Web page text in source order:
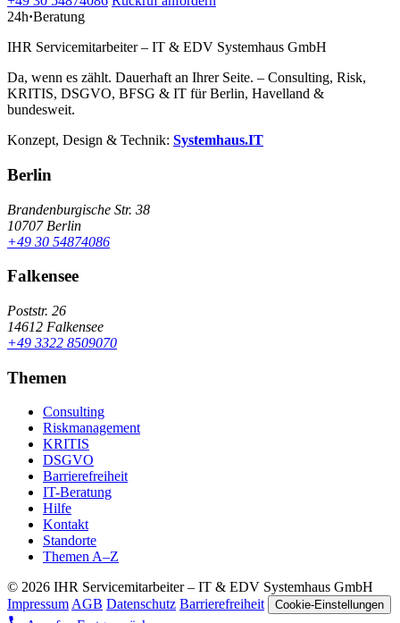
24h·Beratung
IHR Servicemitarbeiter – IT & EDV Systemhaus GmbH
Da, wenn es zählt. Dauerhaft an Ihrer Seite. – Consulting, Risk,
KRITIS, DSGVO, BFSG & IT für Berlin, Havelland &
bundesweit.
Konzept, Design & Technik: Systemhaus.IT
Berlin
Brandenburgische Str. 38
10707 Berlin
+49 30 54874086
Falkensee
Poststr. 26
14612 Falkensee
+49 3322 8509070
Themen
Consulting
Riskmanagement
KRITIS
DSGVO
Barrierefreiheit
IT-Beratung
Hilfe
Kontakt
Standorte
Themen A–Z
© 2026 IHR Servicemitarbeiter – IT & EDV Systemhaus GmbH
ImpressumAGB Datenschutz Barrierefreiheit Cookie-Einstellungen